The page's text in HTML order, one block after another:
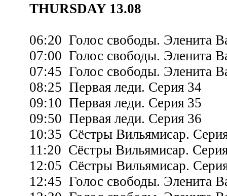
THURSDAY 13.08
06:20 Голос свободы. Эленита
07:00 Голос свободы. Эленита
07:45 Голос свободы. Эленита
08:25 Первая леди. Серия 34
09:10 Первая леди. Серия 35
09:50 Первая леди. Серия 36
10:35 Сёстры Вильямисар.
11:20 Сёстры Вильямисар.
12:05 Сёстры Вильямисар.
12:45 Голос свободы. Эленита